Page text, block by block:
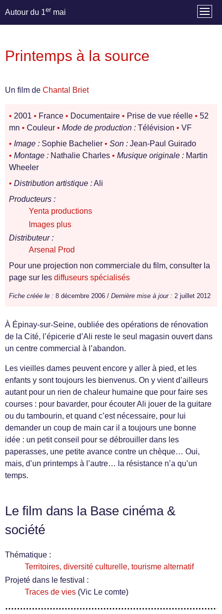
Autour du 1er mai
Printemps à la source
Un film de Chantal Briet
• 2001 • France • Documentaire • Prise de vue réelle • 52
mn • Couleur • Mode de production : Télévision • VF
• Image : Sophie Bachelier • Son : Jean-Paul Guirado
• Montage : Nathalie Charles • Musique originale : Martin
Wheeler
• Distribution artistique :Ali
Producteurs :
Yenta productions
Images plus
Distributeur :
Arsenal Prod
Pour une projection non commerciale du film, consulter la
page sur les diffuseurs spécialisés
Fiche créée le : 8 décembre 2006 / Dernière mise à jour : 2 juillet 2012
À Épinay-sur-Seine, oubliée des opérations de rénovation
de la Cité, l’épicerie d’Ali reste le seul magasin ouvert dans
un centre commercial à l’abandon.
Les vieilles dames peuvent encore y aller à pied, et les
enfants y sont toujours les bienvenus. On y vient d’ailleurs
autant pour un rien de chaleur humaine que pour faire ses
courses : pour bavarder, pour écouter Ali jouer de la guitare
ou du tambourin, et quand c’est nécessaire, pour lui
demander un coup de main car il a toujours une bonne
idée : un petit conseil pour se débrouiller dans les
paperasses, une petite avance contre un chèque… Oui,
mais, d’un printemps à l’autre… la résistance n’a qu’un
temps.
Le film dans la Base cinéma &
société
Thématique :
Territoires, diversité culturelle, tourisme alternatif
Projeté dans le festival :
Traces de vies (Vic Le comte)